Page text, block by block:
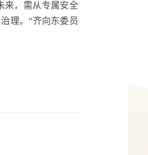
来，需从专属安全
理。”齐向东委员